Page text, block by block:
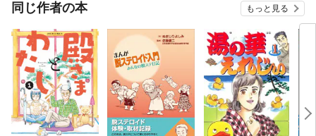
同じ作者の本 もっと見る